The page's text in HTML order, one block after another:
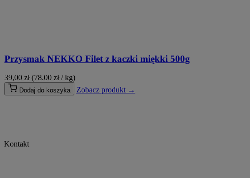
Przysmak NEKKO Filet z kaczki miękki 500g
39,00 zł (78.00 zł / kg)
Dodaj do koszyka Zobacz produkt →
Kontakt